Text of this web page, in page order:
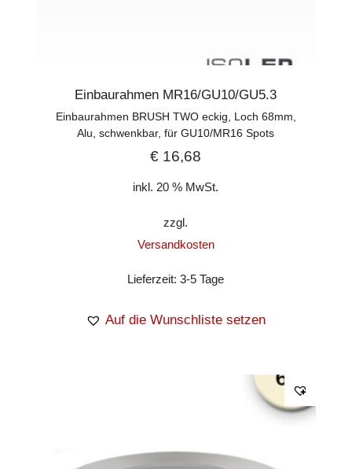
Einbaurahmen MR16/GU10/GU5.3
Einbaurahmen BRUSH TWO eckig, Loch 68mm,
Alu, schwenkbar, für GU10/MR16 Spots
€ 16,68
inkl. 20 % MwSt.
zzgl.
Versandkosten
Lieferzeit:3-5 Tage
Auf die Wunschliste setzen